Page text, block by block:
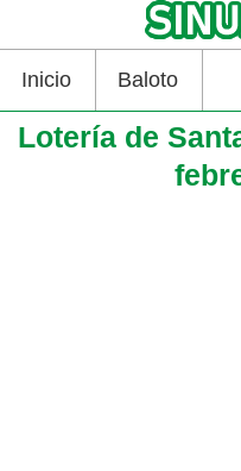
Inicio Baloto
Lotería de